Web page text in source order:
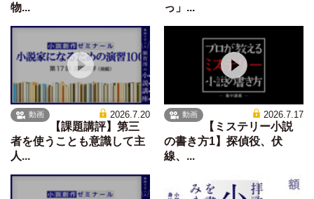
物...
っ」...
動画 2026.7.20
【課題講評】第三
者を使うことも意識して主
人...
動画 2026.7.17
【ミステリー小説
の書き方1】探偵役、伏
線、...